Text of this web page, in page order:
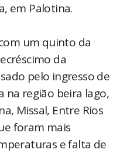
em Palotina.
um quinto da
da
pelo ingresso de
na região beira lago,
Missal, Entre Rios
foram mais
e falta de